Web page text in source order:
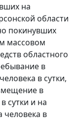
на
области
покинувших
массовом
областного
в
в сутки,
в
сутки и на
человека в